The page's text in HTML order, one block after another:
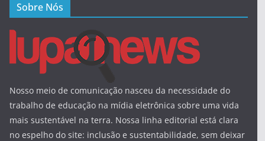
Sobre Nós
Nosso meio de comunicação nasceu da necessidade do
trabalho de educação na mídia eletrônica sobre uma vida
mais sustentável na terra. Nossa linha editorial está clara
no espelho do site: inclusão e sustentabilidade, sem deixar